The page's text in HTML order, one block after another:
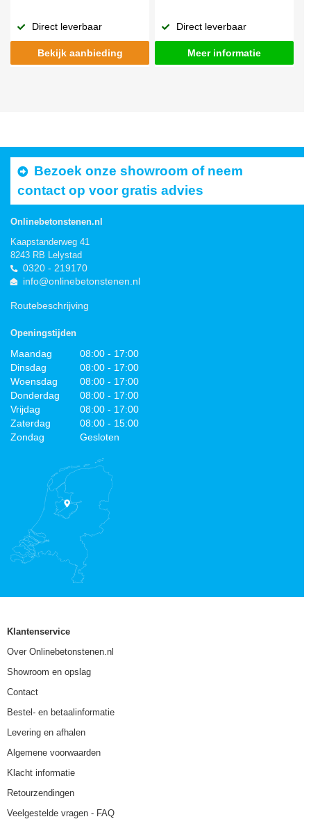
Direct leverbaar
Bekijk aanbieding
Direct leverbaar
Meer informatie
Bezoek onze showroom of neem
contact op voor gratis advies
Onlinebetonstenen.nl
Kaapstanderweg 41
8243 RB Lelystad
0320 - 219170
info@onlinebetonstenen.nl
Routebeschrijving
Openingstijden
Maandag
08:00 - 17:00
Dinsdag
08:00 - 17:00
Woensdag
08:00 - 17:00
Donderdag
08:00 - 17:00
Vrijdag
08:00 - 17:00
Zaterdag
08:00 - 15:00
Zondag
Gesloten
Klantenservice
Over Onlinebetonstenen.nl
Showroom en opslag
Contact
Bestel- en betaalinformatie
Levering en afhalen
Algemene voorwaarden
Klacht informatie
Retourzendingen
Veelgestelde vragen - FAQ